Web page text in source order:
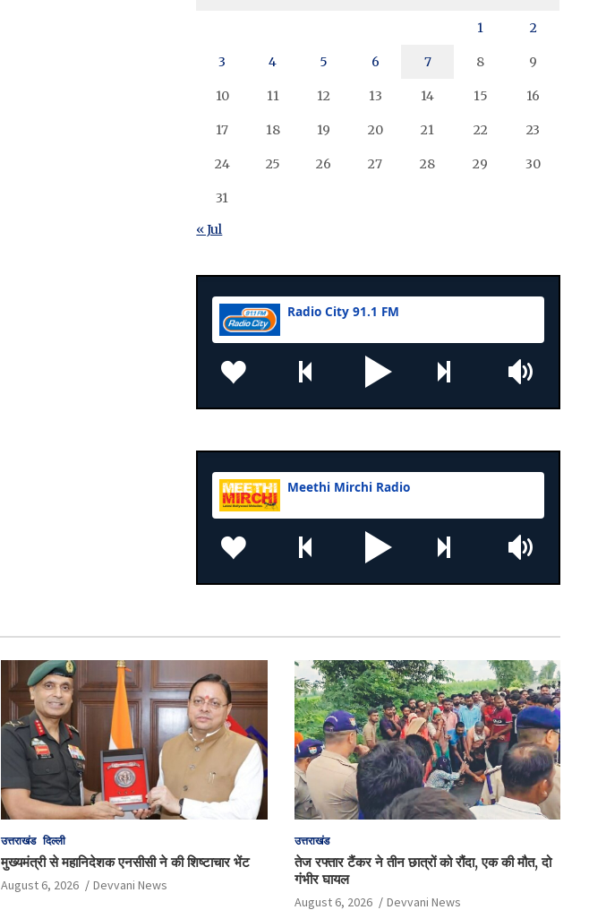
1 2
3 4 5 6 7 8 9
10 11 12 13 14 15 16
17 18 19 20 21 22 23
24 25 26 27 28 29 30
31
« Jul
उत्तराखंड दिल्ली
मुख्यमंत्री से महानिदेशक एनसीसी ने की शिष्टाचार भेंट
August 6, 2026 Devvani News
उत्तराखंड
तेज रफ्तार टैंकर ने तीन छात्रों को रौंदा, एक की मौत, दो
गंभीर घायल
August 6, 2026 Devvani News